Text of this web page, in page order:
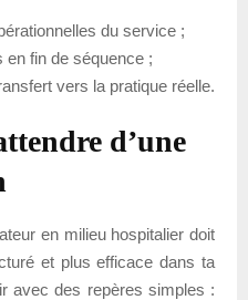
du service ;
en fin de séquence ;
vers la pratique réelle.
d’une
en milieu hospitalier doit
et plus efficace dans ta
avec des repères simples :